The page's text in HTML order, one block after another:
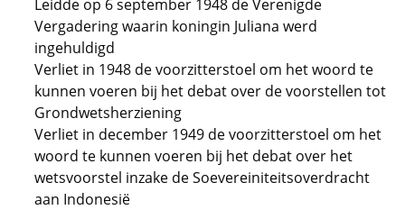
Leidde op 6 september 1948 de Verenigde
Vergadering waarin koningin Juliana werd
ingehuldigd
Verliet in 1948 de voorzitterstoel om het woord te
kunnen voeren bij het debat over de voorstellen tot
Grondwetsherziening
Verliet in december 1949 de voorzitterstoel om het
woord te kunnen voeren bij het debat over het
wetsvoorstel inzake de Soevereiniteitsoverdracht
aan Indonesië